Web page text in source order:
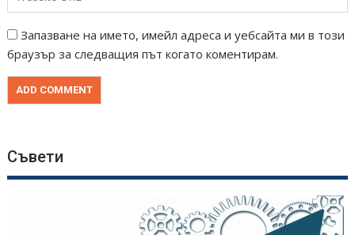
Запазване на името, имейл адреса и уебсайта ми в този
браузър за следващия път когато коментирам.
Съвети